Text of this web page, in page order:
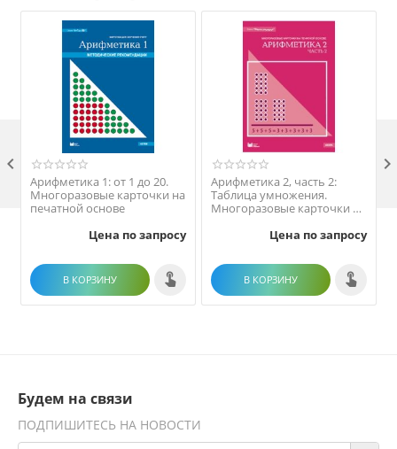
Арифметика 1: от 1 до 20.
Многоразовые карточки на
печатной основе
Цена по запросу
В КОРЗИНУ
Арифметика 2, часть 2:
Таблица умножения.
Многоразовые карточки на
Цена по запросу
В КОРЗИНУ
 
Будем на связи
ПОДПИШИТЕСЬ НА НОВОСТИ